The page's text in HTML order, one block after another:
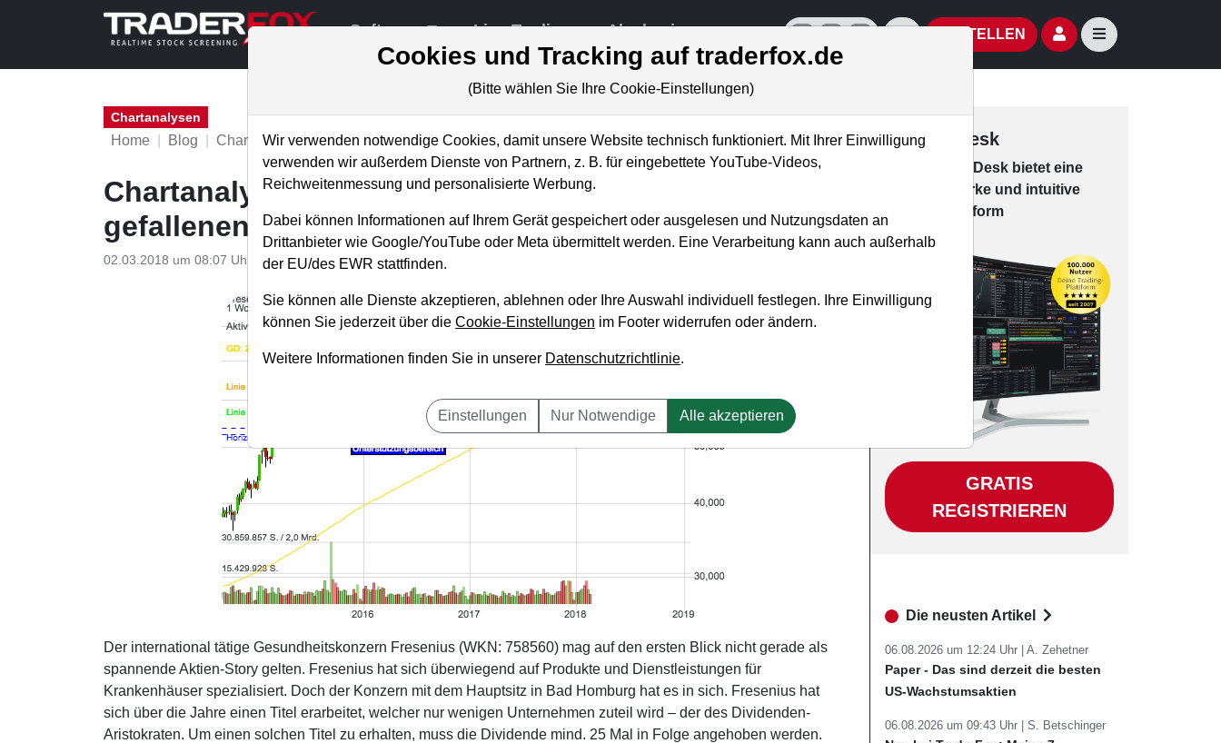
Software Live-Trading Akademie offizielle Social Media-AccountsAktien- und Artikelsuche öffnen
BESTELLEN Seitennavigation
Chartanalysen
Home Blog Chartanalysen
Chartanalyse Fresenius: Einstiegs-Chance beim
gefallenen Dividenden-Aristokrat?
02.03.2018 um 08:07 Uhr P. Uhlschmied
Der international tätige Gesundheitskonzern Fresenius (WKN: 758560) mag auf den ersten Blick nicht gerade als
spannende Aktien-Story gelten. Fresenius hat sich überwiegend auf Produkte und Dienstleistungen für
Krankenhäuser spezialisiert. Doch der Konzern mit dem Hauptsitz in Bad Homburg hat es in sich. Fresenius hat
sich über die Jahre einen Titel erarbeitet, welcher nur wenigen Unternehmen zuteil wird – der des Dividenden-
Aristokraten. Um einen solchen Titel zu erhalten, muss die Dividende mind. 25 Mal in Folge angehoben werden.
Trading-Desk
Desk bie­tet eine
leis­tungs­star­ke und in­tui­tive
Han­dels­platt­form
GRATIS
REGISTRIEREN
Die neusten Artikel
06.08.2026 um 12:24 Uhr | A. Zehetner
Paper - Das sind derzeit die besten
US-Wachstumsaktien
06.08.2026 um 09:43 Uhr | S. Betschinger
Cookies und Tracking auf traderfox.de
(Bitte wählen Sie Ihre Cookie-Einstellungen)
Wir verwenden notwendige Cookies, damit unsere Website technisch funktioniert. Mit Ihrer Einwilligung
verwenden wir außerdem Dienste von Partnern, z. B. für eingebettete YouTube-Videos,
Reichweitenmessung und personalisierte Werbung.
Dabei können Informationen auf Ihrem Gerät gespeichert oder ausgelesen und Nutzungsdaten an
Drittanbieter wie Google/YouTube oder Meta übermittelt werden. Eine Verarbeitung kann auch außerhalb
der EU/des EWR stattfinden.
Sie können alle Dienste akzeptieren, ablehnen oder Ihre Auswahl individuell festlegen. Ihre Einwilligung
können Sie jederzeit über die Cookie-Einstellungen im Footer widerrufen oder ändern.
Weitere Informationen finden Sie in unserer Datenschutzrichtlinie.
Einstellungen Nur Notwendige Alle akzeptieren